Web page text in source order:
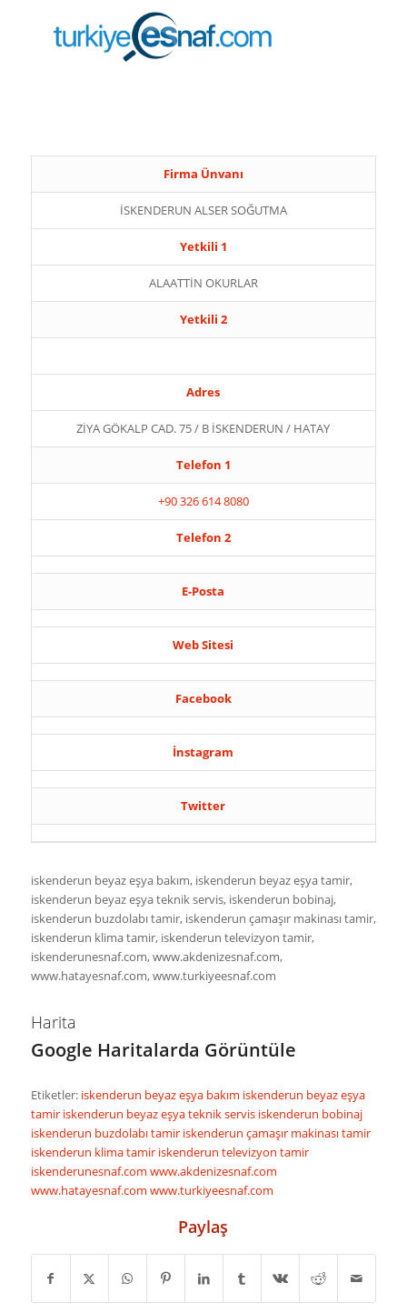
Firma Ünvanı
İSKENDERUN ALSER SOĞUTMA
Yetkili 1
ALAATTİN OKURLAR
Yetkili 2
Adres
ZİYA GÖKALP CAD. 75 / B İSKENDERUN / HATAY
Telefon 1
+90 326 614 8080
Telefon 2
E-Posta
Web Sitesi
Facebook
İnstagram
Twitter
iskenderun beyaz eşya bakım, iskenderun beyaz eşya tamir,
iskenderun beyaz eşya teknik servis, iskenderun bobinaj,
iskenderun buzdolabı tamir, iskenderun çamaşır makinası tamir,
iskenderun klima tamir, iskenderun televizyon tamir,
iskenderunesnaf.com, www.akdenizesnaf.com,
www.hatayesnaf.com, www.turkiyeesnaf.com
Harita
Google Haritalarda Görüntüle
Etiketler: iskenderun beyaz eşya bakım iskenderun beyaz eşya
tamir iskenderun beyaz eşya teknik servis iskenderun bobinaj
iskenderun buzdolabı tamir iskenderun çamaşır makinası tamir
iskenderun klima tamir iskenderun televizyon tamir
iskenderunesnaf.com www.akdenizesnaf.com
www.hatayesnaf.com www.turkiyeesnaf.com
Paylaş